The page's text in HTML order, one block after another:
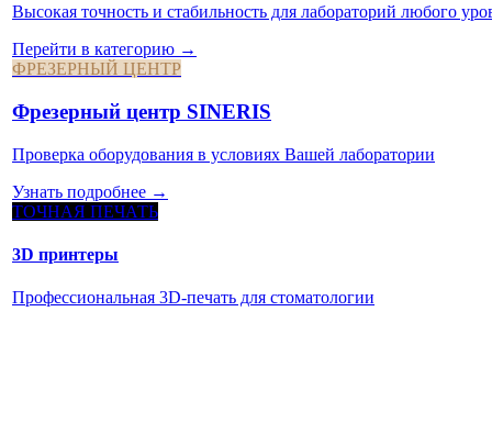
Высокая точность и стабильность для лабораторий любого
Перейти в категорию →
ФРЕЗЕРНЫЙ ЦЕНТР
Фрезерный центр SINERIS
Проверка оборудования в условиях Вашей лаборатории
Узнать подробнее →
ТОЧНАЯ ПЕЧАТЬ
3D принтеры
Профессиональная 3D-печать для стоматологии